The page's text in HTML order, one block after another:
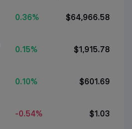
0.36% $64,966.58
0.15% $1,915.78
0.10% $601.69
-0.54% $1.03